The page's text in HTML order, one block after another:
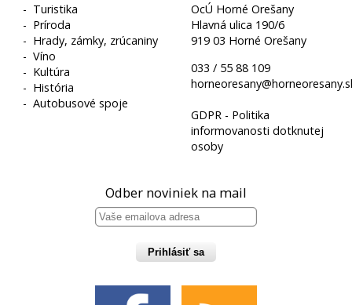
- Turistika
- Príroda
- Hrady, zámky, zrúcaniny
-Víno
- Kultúra
- História
-Autobusové spoje
OcÚ Horné Orešany
Hlavná ulica 190/6
919 03 Horné Orešany
033 / 55 88 109
GDPR - Politika
informovanosti dotknutej
osoby
Odber noviniek na mail
Prihlásiť sa